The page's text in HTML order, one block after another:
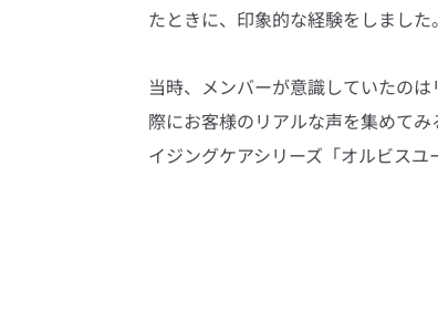
たときに、印象的な経験をしました。
当時、メンバーが意識していたの
際にお客様のリアルな声を集めて
イジングケアシリーズ「オルビス